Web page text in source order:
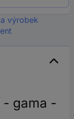
výrobek
- gama -